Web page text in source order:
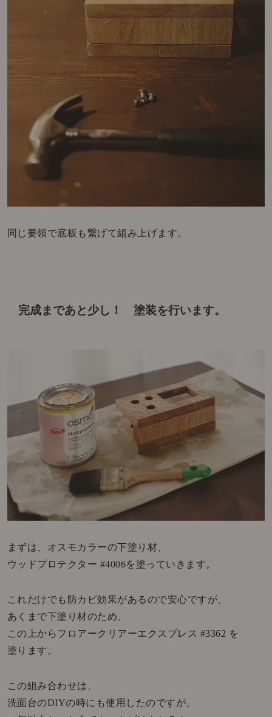
同じ要領で底板も繋げて組み上げます。
完成まであと少し！ 塗装を行います。
まずは、オスモカラーの下塗り材、
ウッドプロテクター #4006を塗っていきます。
これだけでも防カビ効果があるので安心ですが、
あくまで下塗り材のため、
この上からフロアークリアーエクスプレス #3362 を
塗ります。
この組み合わせは、
洗面台のDIYの時にも使用したのですが、